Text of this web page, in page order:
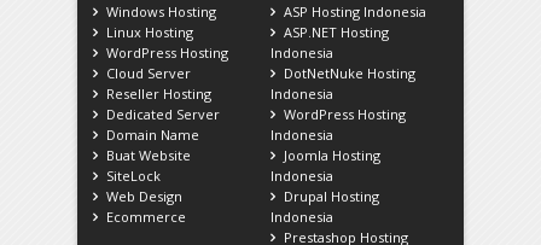
Windows Hosting
Linux Hosting
WordPress Hosting
Cloud Server
Reseller Hosting
Dedicated Server
Domain Name
Buat Website
SiteLock
Web Design
Ecommerce
ASP Hosting Indonesia
ASP.NET Hosting
Indonesia
DotNetNuke Hosting
Indonesia
WordPress Hosting
Indonesia
Joomla Hosting
Indonesia
Drupal Hosting
Indonesia
Prestashop Hosting